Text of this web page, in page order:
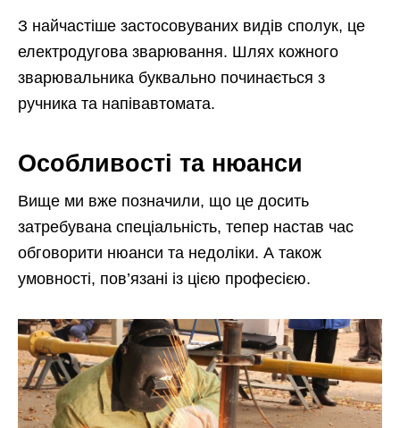
З найчастіше застосовуваних видів сполук, це
електродугова зварювання. Шлях кожного
зварювальника буквально починається з
ручника та напівавтомата.
Особливості та нюанси
Вище ми вже позначили, що це досить
затребувана спеціальність, тепер настав час
обговорити нюанси та недоліки. А також
умовності, пов’язані із цією професією.